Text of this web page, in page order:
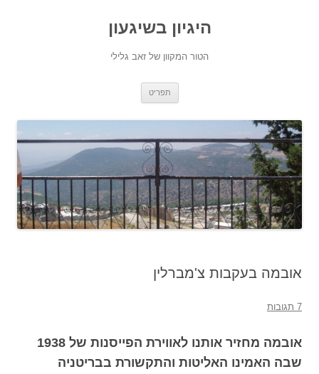
היגיון בשיגעון
הטור המקוון של זאב גלילי
תפריט
אובמה בעקבות צ'מברלין
7 תגובות
אובמה מחזיר אותנו לאווירת הפייסנות של 1938
שבה האמינו האליטות והתקשורת בבריטניה